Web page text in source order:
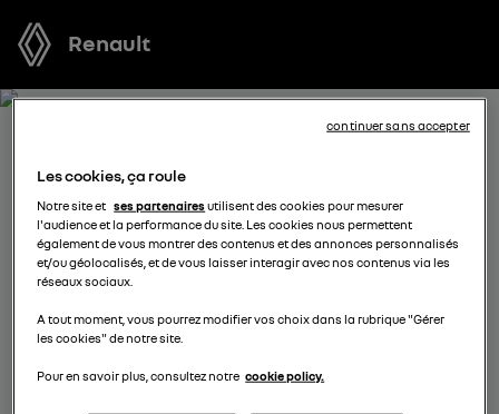
Renault
RECEVEZ GRATUITEMENT
VOTRE OFFRE POUR
AUSTRAL
proposer l’offre la plus avantageuse, des solutions de
conseiller dans votre projet d’achat.
Les cookies, ça roule
Notre site et ses partenairesutilisent des cookies pour mesurer
l'audience et la performance du site. Les cookies nous permettent
également de vous montrer des contenus et des annonces personnalisés
et/ou géolocalisés, et de vous laisser interagir avec nos contenus via les
réseaux sociaux.
A tout moment, vous pourrez modifier vos choix dans la rubrique "Gérer
les cookies" de notre site.
Pour en savoir plus, consultez notre cookie policy.
continuer sans accepter